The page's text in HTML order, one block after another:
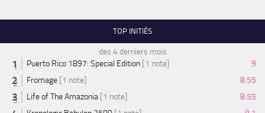
TOP INITIÉS
des 4 derniers mois
Puerto Rico 1897: Special Edition [1 note]
9
Fromage [1 note]
8.55
Life of The Amazonia [1 note]
8.55